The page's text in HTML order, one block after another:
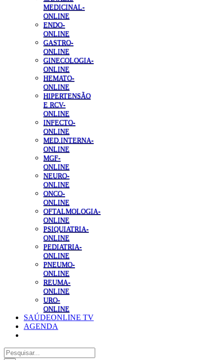
MEDICINAL-
ONLINE
ENDO-
ONLINE
GASTRO-
ONLINE
GINECOLOGIA-
ONLINE
HEMATO-
ONLINE
HIPERTENSÃO
E RCV-
ONLINE
INFECTO-
ONLINE
MED.INTERNA-
ONLINE
MGF-
ONLINE
NEURO-
ONLINE
ONCO-
ONLINE
OFTALMOLOGIA-
ONLINE
PSIQUIATRIA-
ONLINE
PEDIATRIA-
ONLINE
PNEUMO-
ONLINE
REUMA-
ONLINE
URO-
ONLINE
SAÚDEONLINE TV
AGENDA
Pesquisar